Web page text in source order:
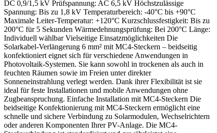
DC 0,9/1,5 kV Prüfspannung: AC 6,5 kV Höchstzulässige
Spannung: Bis zu 1,8 kV Temperaturbereich: -40°C bis +90°C
Maximale Leiter-Temperatur: +120°C Kurzschlussfestigkeit: Bis zu
200°C für 5 Sekunden Wärmedehnungsprüfung: Bei 200°C Länge:
Individuell wählbar Vielseitige Einsatzmöglichkeiten Die
Solarkabel-Verlängerung 6 mm² mit MC4-Steckern – beidseitig
konfektioniert eignet sich für verschiedene Anwendungen in
Photovoltaik-Systemen. Sie kann sowohl in trockenen als auch in
feuchten Räumen sowie im Freien unter direkter
Sonneneinstrahlung verlegt werden. Dank ihrer Flexibilität ist sie
ideal für feste Installationen und mobile Anwendungen ohne
Zugbeanspruchung. Einfache Installation mit MC4-Steckern Die
beidseitige Konfektionierung mit MC4-Steckern ermöglicht eine
schnelle und sichere Verbindung zu Solarmodulen, Wechselrichtern
oder anderen Komponenten Ihrer PV-Anlage. Die MC4-